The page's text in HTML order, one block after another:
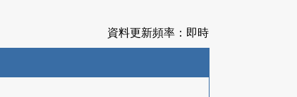
資料更新頻率：即時